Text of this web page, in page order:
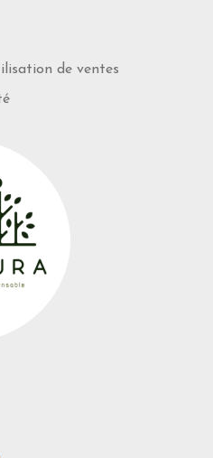
de ventes